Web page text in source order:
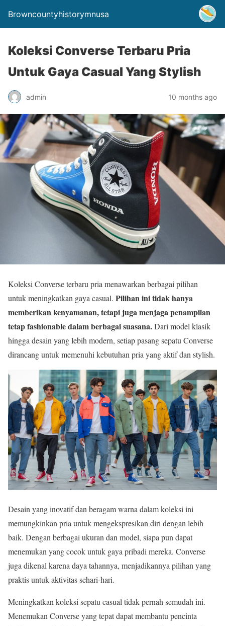
Browncountyhistorymnusa
Koleksi Converse Terbaru Pria
Untuk Gaya Casual Yang Stylish
admin 10 months ago
Koleksi Converse terbaru pria menawarkan berbagai pilihan
untuk meningkatkan gaya casual. Pilihan ini tidak hanya
memberikan kenyamanan, tetapi juga menjaga penampilan
tetap fashionable dalam berbagai suasana.Dari model klasik
hingga desain yang lebih modern, setiap pasang sepatu Converse
dirancang untuk memenuhi kebutuhan pria yang aktif dan stylish.
Desain yang inovatif dan beragam warna dalam koleksi ini
memungkinkan pria untuk mengekspresikan diri dengan lebih
baik. Dengan berbagai ukuran dan model, siapa pun dapat
menemukan yang cocok untuk gaya pribadi mereka. Converse
juga dikenal karena daya tahannya, menjadikannya pilihan yang
praktis untuk aktivitas sehari-hari.
Meningkatkan koleksi sepatu casual tidak pernah semudah ini.
Menemukan Converse yang tepat dapat membantu pencinta